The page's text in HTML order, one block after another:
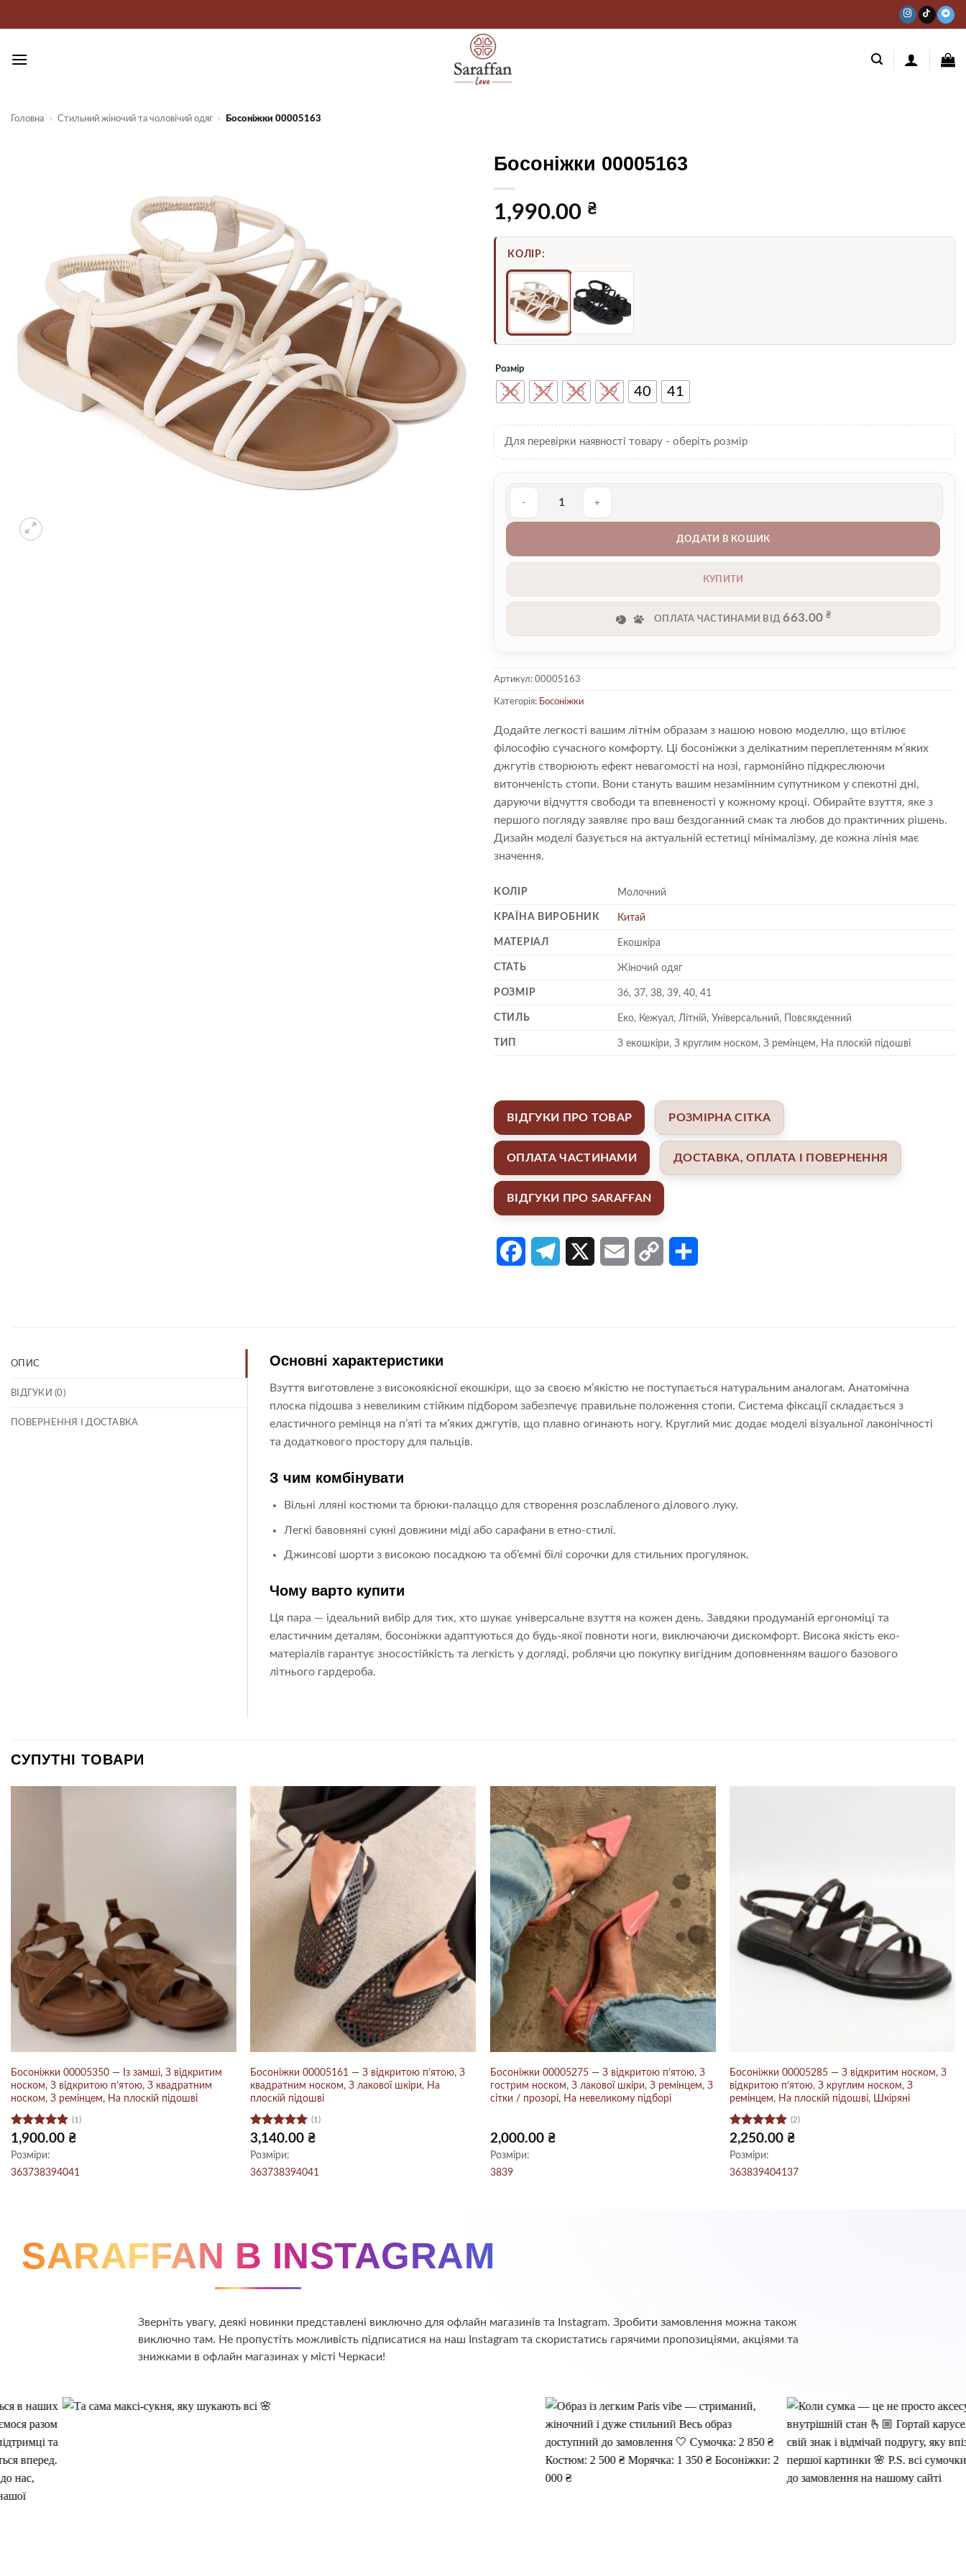
Головна » Стильний жіночий та чоловічий одяг » Босоніжки 00005163
Босоніжки 00005163
1,990.00 ₴
КОЛІР:
Розмір
36 37 38 39 40 41
Для перевірки наявності товару - оберіть розмір
Босоніжки 00005163 кількість
ДОДАТИ В КОШИК
КУПИТИ
ОПЛАТА ЧАСТИНАМИ ВІД663.00₴
Артикул: 00005163
Категорія: Босоніжки
Додайте легкості вашим літнім образам з нашою новою моделлю, що втілює
філософію сучасного комфорту. Ці босоніжки з делікатним переплетенням м’яких
джгутів створюють ефект невагомості на нозі, гармонійно підкреслюючи
витонченість стопи. Вони стануть вашим незамінним супутником у спекотні дні,
даруючи відчуття свободи та впевненості у кожному кроці. Обирайте взуття, яке з
першого погляду заявляє про ваш бездоганний смак та любов до практичних рішень.
Дизайн моделі базується на актуальній естетиці мінімалізму, де кожна лінія має
значення.
КОЛІР Молочний
КРАЇНА ВИРОБНИК Китай
МАТЕРІАЛ Екошкіра
СТАТЬ Жіночий одяг
РОЗМІР 36, 37, 38, 39, 40, 41
СТИЛЬ Еко, Кежуал, Літній, Універсальний, Повсякденний
ТИП З екошкіри, З круглим носком, З ремінцем, На плоскій підошві
ВІДГУКИ ПРО ТОВАР РОЗМІРНА СІТКА
ОПЛАТА ЧАСТИНАМИ ДОСТАВКА, ОПЛАТА І ПОВЕРНЕННЯ
ВІДГУКИ ПРО SARAFFAN
FacebookTelegram Email Copy
ОПИС
ВІДГУКИ (0)
ПОВЕРНЕННЯ І ДОСТАВКА
Основні характеристики
Взуття виготовлене з високоякісної екошкіри, що за своєю м’якістю не поступається натуральним аналогам. Анатомічна
плоска підошва з невеликим стійким підбором забезпечує правильне положення стопи. Система фіксації складається з
еластичного ремінця на п’яті та м’яких джгутів, що плавно огинають ногу. Круглий мис додає моделі візуальної лаконічності
та додаткового простору для пальців.
З чим комбінувати
Вільні лляні костюми та брюки-палаццо для створення розслабленого ділового луку.
Легкі бавовняні сукні довжини міді або сарафани в етно-стилі.
Джинсові шорти з високою посадкою та об’ємні білі сорочки для стильних прогулянок.
Чому варто купити
Ця пара — ідеальний вибір для тих, хто шукає універсальне взуття на кожен день. Завдяки продуманій ергономіці та
еластичним деталям, босоніжки адаптуються до будь-якої повноти ноги, виключаючи дискомфорт. Висока якість еко-
матеріалів гарантує зносостійкість та легкість у догляді, роблячи цю покупку вигідним доповненням вашого базового
літнього гардероба.
СУПУТНІ ТОВАРИ
Босоніжки 00005350 — Із замші, З відкритим
носком, З відкритою п’ятою, З квадратним
носком, З ремінцем, На плоскій підошві
Оцінено в
з 5
(1)
1,900.00 ₴
Розміри:
363738394041
Босоніжки 00005161 — З відкритою п’ятою, З
квадратним носком, З лакової шкіри, На
плоскій підошві
Оцінено в
з 5
(1)
3,140.00 ₴
Розміри:
363738394041
Босоніжки 00005275 — З відкритою п’ятою, З
гострим носком, З лакової шкіри, З ремінцем, З
сітки / прозорі, На невеликому підборі
2,000.00 ₴
Розміри:
3839
Босоніжки 00005285 — З відкритим носком, З
відкритою п’ятою, З круглим носком, З
ремінцем, На плоскій підошві, Шкіряні
Оцінено в
з 5
(2)
2,250.00 ₴
Розміри:
363839404137
SARAFFAN В INSTAGRAM
Зверніть увагу, деякі новинки представлені виключно для офлайн магазинів та Instagram. Зробити замовлення можна також
виключно там. Не пропустіть можливість підписатися на наш Instagram та скористатись гарячими пропозиціями, акціями та
знижками в офлайн магазинах у місті Черкаси!